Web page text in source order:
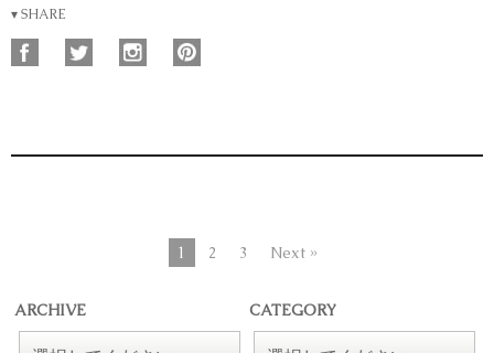
▾ SHARE
1 2 3 Next »
ARCHIVE CATEGORY